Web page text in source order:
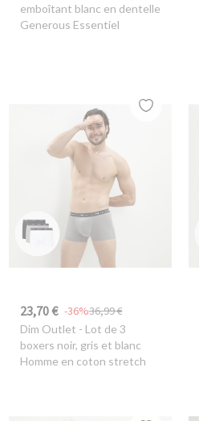
emboîtant blanc en dentelle
Generous Essentiel
23,70 € 36,99 €
-36%
Dim Outlet - Lot de 3
boxers noir, gris et blanc
Homme en coton stretch